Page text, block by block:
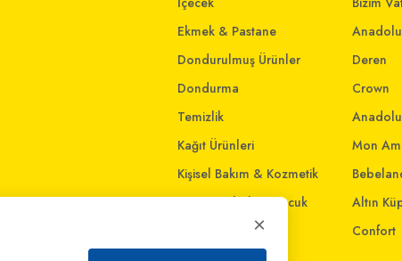
Ekmek & Pastane
Dondurulmuş Ürünler
Dondurma
Temizlik
Kağıt Ürünleri
Kişisel Bakım & Kozmetik
Anne - Bebek & Çocuk
Deren
Crown
Mon
Altın
Confort
×